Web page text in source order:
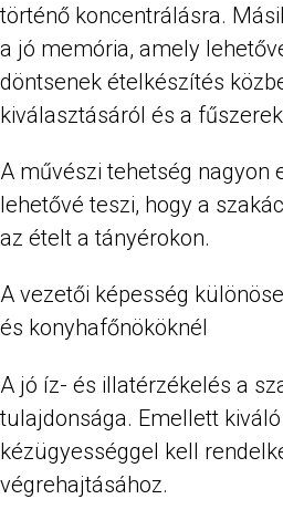
történő koncentrálásra.
a jó memória, amely
döntsenek ételkészítés
kiválasztásáról és a
A művészi tehetség nagyon
lehetővé teszi, hogy a
az ételt a tányérokon.
A vezetői képesség
és konyhafőnököknél
A jó íz- és illatérzékelés a
tulajdonsága. Emellett
kézügyességgel kell
végrehajtásához.